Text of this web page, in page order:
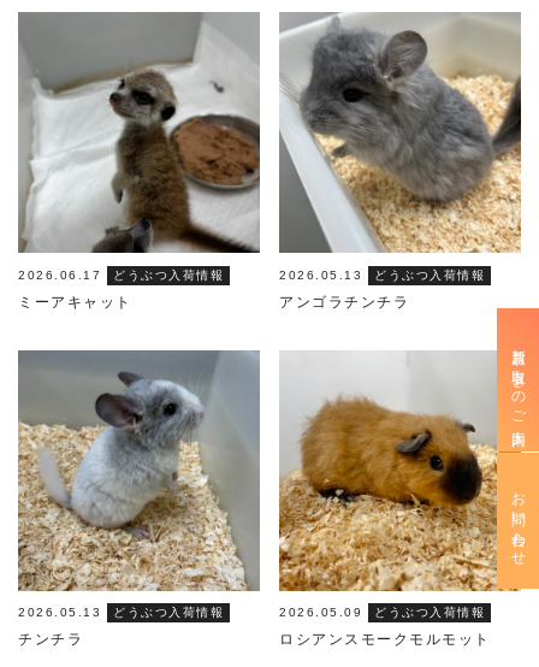
2026.06.17 どうぶつ入荷情報
ミーアキャット
2026.05.13 どうぶつ入荷情報
アンゴラチンチラ
2026.05.13 どうぶつ入荷情報
チンチラ
2026.05.09 どうぶつ入荷情報
ロシアンスモークモルモット
新規お取引きのご案内
お問い合わせ